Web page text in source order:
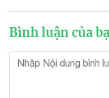
Bình luận của